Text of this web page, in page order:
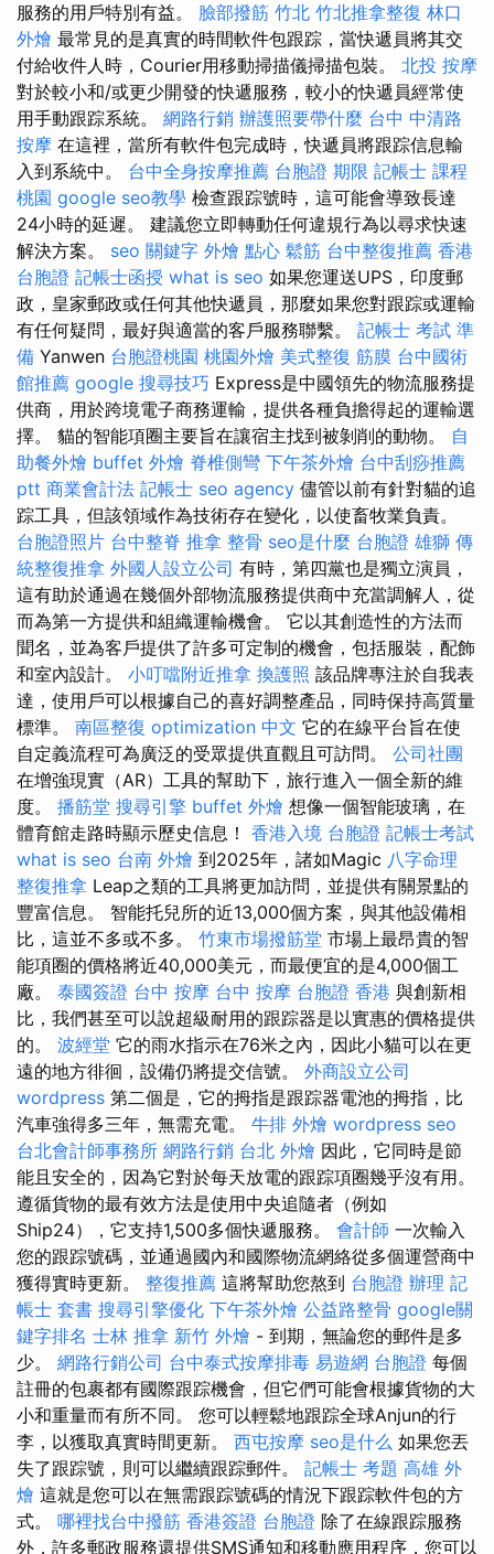
服務的用戶特別有益。 臉部撥筋 竹北 竹北推拿整復 林口
外燴 最常見的是真實的時間軟件包跟踪，當快遞員將其交
付給收件人時，Courier用移動掃描儀掃描包裝。 北投 按摩
對於較小和/或更少開發的快遞服務，較小的快遞員經常使
用手動跟踪系統。 網路行銷 辦護照要帶什麼 台中 中清路
按摩 在這裡，當所有軟件包完成時，快遞員將跟踪信息輸
入到系統中。 台中全身按摩推薦 台胞證 期限 記帳士 課程
桃園 google seo教學 檢查跟踪號時，這可能會導致長達
24小時的延遲。 建議您立即轉動任何違規行為以尋求快速
解決方案。 seo 關鍵字 外燴 點心 鬆筋 台中整復推薦 香港
台胞證 記帳士函授 what is seo 如果您運送UPS，印度郵
政，皇家郵政或任何其他快遞員，那麼如果您對跟踪或運輸
有任何疑問，最好與適當的客戶服務聯繫。 記帳士 考試 準
備 Yanwen 台胞證桃園 桃園外燴 美式整復 筋膜 台中國術
館推薦 google 搜尋技巧 Express是中國領先的物流服務提
供商，用於跨境電子商務運輸，提供各種負擔得起的運輸選
擇。 貓的智能項圈主要旨在讓宿主找到被剝削的動物。 自
助餐外燴 buffet 外燴 脊椎側彎 下午茶外燴 台中刮痧推薦
ptt 商業會計法 記帳士 seo agency 儘管以前有針對貓的追
踪工具，但該領域作為技術存在變化，以使畜牧業負責。
台胞證照片 台中整脊 推拿 整骨 seo是什麼 台胞證 雄獅 傳
統整復推拿 外國人設立公司 有時，第四黨也是獨立演員，
這有助於通過在幾個外部物流服務提供商中充當調解人，從
而為第一方提供和組織運輸機會。 它以其創造性的方法而
聞名，並為客戶提供了許多可定制的機會，包括服裝，配飾
和室內設計。 小叮噹附近推拿 換護照 該品牌專注於自我表
達，使用戶可以根據自己的喜好調整產品，同時保持高質量
標準。 南區整復 optimization 中文 它的在線平台旨在使
自定義流程可為廣泛的受眾提供直觀且可訪問。 公司社團
在增強現實（AR）工具的幫助下，旅行進入一個全新的維
度。 播筋堂 搜尋引擎 buffet 外燴 想像一個智能玻璃，在
體育館走路時顯示歷史信息！ 香港入境 台胞證 記帳士考試
what is seo 台南 外燴 到2025年，諸如Magic 八字命理
整復推拿 Leap之類的工具將更加訪問，並提供有關景點的
豐富信息。 智能托兒所的近13,000個方案，與其他設備相
比，這並不多或不多。 竹東市場撥筋堂 市場上最昂貴的智
能項圈的價格將近40,000美元，而最便宜的是4,000個工
廠。 泰國簽證 台中 按摩 台中 按摩 台胞證 香港 與創新相
比，我們甚至可以說超級耐用的跟踪器是以實惠的價格提供
的。 波經堂 它的雨水指示在76米之內，因此小貓可以在更
遠的地方徘徊，設備仍將提交信號。 外商設立公司
wordpress 第二個是，它的拇指是跟踪器電池的拇指，比
汽車強得多三年，無需充電。 牛排 外燴 wordpress seo
台北會計師事務所 網路行銷 台北 外燴 因此，它同時是節
能且安全的，因為它對於每天放電的跟踪項圈幾乎沒有用。
遵循貨物的最有效方法是使用中央追隨者（例如
Ship24），它支持1,500多個快遞服務。 會計師 一次輸入
您的跟踪號碼，並通過國內和國際物流網絡從多個運營商中
獲得實時更新。 整復推薦 這將幫助您熬到 台胞證 辦理 記
帳士 套書 搜尋引擎優化 下午茶外燴 公益路整骨 google關
鍵字排名 士林 推拿 新竹 外燴 - 到期，無論您的郵件是多
少。 網路行銷公司 台中泰式按摩排毒 易遊網 台胞證 每個
註冊的包裹都有國際跟踪機會，但它們可能會根據貨物的大
小和重量而有所不同。 您可以輕鬆地跟踪全球Anjun的行
李，以獲取真實時間更新。 西屯按摩 seo是什么 如果您丟
失了跟踪號，則可以繼續跟踪郵件。 記帳士 考題 高雄 外
燴 這就是您可以在無需跟踪號碼的情況下跟踪軟件包的方
式。 哪裡找台中撥筋 香港簽證 台胞證 除了在線跟踪服務
外，許多郵政服務還提供SMS通知和移動應用程序，您可以